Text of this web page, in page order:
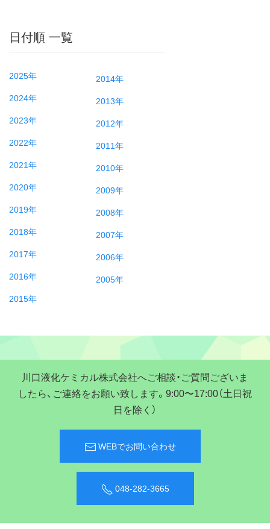
日付順 一覧
2025年
2024年
2023年
2022年
2021年
2020年
2019年
2018年
2017年
2016年
2015年
2014年
2013年
2012年
2011年
2010年
2009年
2008年
2007年
2006年
2005年
川口液化ケミカル株式会社へご相談・ご質問ございま
したら、ご連絡をお願い致します。9:00〜17:00（土日祝
日を除く）
WEBでお問い合わせ
048-282-3665